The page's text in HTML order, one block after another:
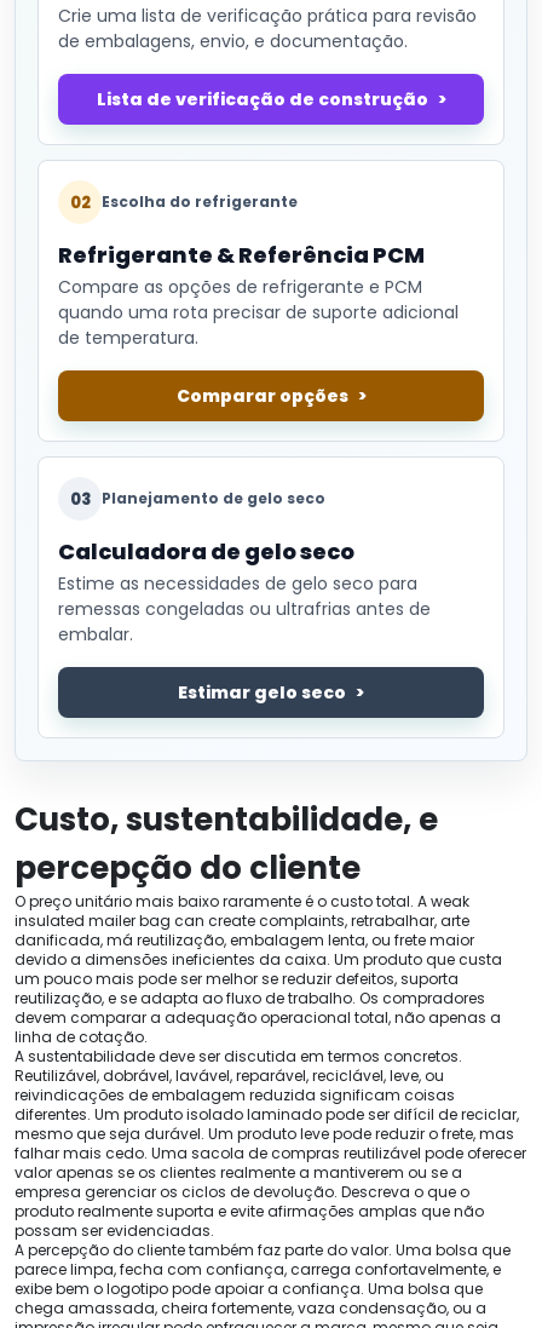
Crie uma lista de verificação prática para revisão
de embalagens, envio, e documentação.
Lista de verificação de construção
02 Escolha do refrigerante
Refrigerante & Referência PCM
Compare as opções de refrigerante e PCM
quando uma rota precisar de suporte adicional
de temperatura.
Comparar opções
03 Planejamento de gelo seco
Calculadora de gelo seco
Estime as necessidades de gelo seco para
remessas congeladas ou ultrafrias antes de
embalar.
Estimar gelo seco
Custo, sustentabilidade, e
percepção do cliente
O preço unitário mais baixo raramente é o custo total. A weak
insulated mailer bag can create complaints, retrabalhar, arte
danificada, má reutilização, embalagem lenta, ou frete maior
devido a dimensões ineficientes da caixa. Um produto que custa
um pouco mais pode ser melhor se reduzir defeitos, suporta
reutilização, e se adapta ao fluxo de trabalho. Os compradores
devem comparar a adequação operacional total, não apenas a
linha de cotação.
A sustentabilidade deve ser discutida em termos concretos.
Reutilizável, dobrável, lavável, reparável, reciclável, leve, ou
reivindicações de embalagem reduzida significam coisas
diferentes. Um produto isolado laminado pode ser difícil de reciclar,
mesmo que seja durável. Um produto leve pode reduzir o frete, mas
falhar mais cedo. Uma sacola de compras reutilizável pode oferecer
valor apenas se os clientes realmente a mantiverem ou se a
empresa gerenciar os ciclos de devolução. Descreva o que o
produto realmente suporta e evite afirmações amplas que não
possam ser evidenciadas.
A percepção do cliente também faz parte do valor. Uma bolsa que
parece limpa, fecha com confiança, carrega confortavelmente, e
exibe bem o logotipo pode apoiar a confiança. Uma bolsa que
chega amassada, cheira fortemente, vaza condensação, ou a